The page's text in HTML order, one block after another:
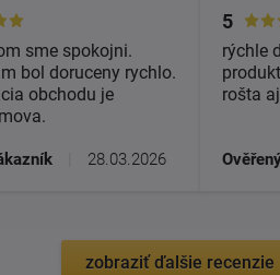
sme spokojni.
bol doruceny rychlo.
obchodu je
28.03.2026
5
rýchle
rošta
zobraziť ďalšie recenzie